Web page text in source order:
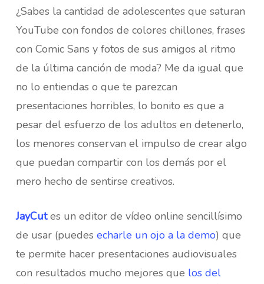
¿Sabes la cantidad de adolescentes que saturan
YouTube con fondos de colores chillones, frases
con Comic Sans y fotos de sus amigos al ritmo
de la última canción de moda? Me da igual que
no lo entiendas o que te parezcan
presentaciones horribles, lo bonito es que a
pesar del esfuerzo de los adultos en detenerlo,
los menores conservan el impulso de crear algo
que puedan compartir con los demás por el
mero hecho de sentirse creativos.
JayCutes un editor de vídeo online sencillísimo
de usar (puedes echarle un ojo a la demo) que
te permite hacer presentaciones audiovisuales
con resultados mucho mejores que los del